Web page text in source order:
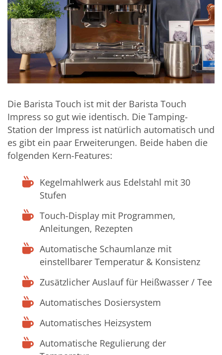
Die Barista Touch ist mit der Barista Touch
Impress so gut wie identisch. Die Tamping-
Station der Impress ist natürlich automatisch und
es gibt ein paar Erweiterungen. Beide haben die
folgenden Kern-Features:
Kegelmahlwerk aus Edelstahl mit 30
Stufen
Touch-Display mit Programmen,
Anleitungen, Rezepten
Automatische Schaumlanze mit
einstellbarer Temperatur & Konsistenz
Zusätzlicher Auslauf für Heißwasser / Tee
Automatisches Dosiersystem
Automatisches Heizsystem
Automatische Regulierung der